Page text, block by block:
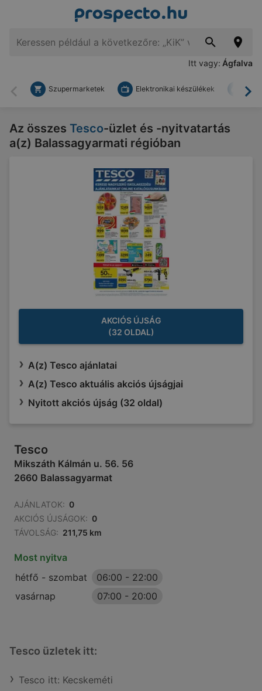
Itt vagy: Ágfalva
Vissza
Szupermarketek Elektronikai készülékek
Az összes Tesco-üzlet és -nyitvatartás
a(z) Balassagyarmati régióban
AKCIÓS ÚJSÁG
(32 OLDAL)
A(z) Tesco ajánlatai
A(z) Tesco aktuális akciós újságjai
Nyitott akciós újság (32 oldal)
Tesco
Mikszáth Kálmán u. 56. 56
2660 Balassagyarmat
AJÁNLATOK: 0
AKCIÓS ÚJSÁGOK: 0
TÁVOLSÁG: 211,75 km
Most nyitva
hétfő - szombat
06:00 - 22:00
vasárnap
07:00 - 20:00
Tesco üzletek itt:
Tesco itt: Kecskeméti